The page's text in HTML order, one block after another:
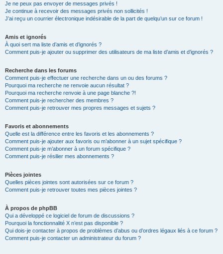
Je ne peux pas envoyer de messages privés !
Je continue à recevoir des messages privés non sollicités !
J’ai reçu un courrier électronique indésirable de la part de quelqu’un sur ce forum !
Amis et ignorés
À quoi sert ma liste d’amis et d’ignorés ?
Comment puis-je ajouter ou supprimer des utilisateurs de ma liste d’amis et d’ignorés ?
Recherche dans les forums
Comment puis-je effectuer une recherche dans un ou des forums ?
Pourquoi ma recherche ne renvoie aucun résultat ?
Pourquoi ma recherche renvoie à une page blanche ?!
Comment puis-je rechercher des membres ?
Comment puis-je retrouver mes propres messages et sujets ?
Favoris et abonnements
Quelle est la différence entre les favoris et les abonnements ?
Comment puis-je ajouter aux favoris ou m’abonner à un sujet spécifique ?
Comment puis-je m’abonner à un forum spécifique ?
Comment puis-je résilier mes abonnements ?
Pièces jointes
Quelles pièces jointes sont autorisées sur ce forum ?
Comment puis-je retrouver toutes mes pièces jointes ?
À propos de phpBB
Qui a développé ce logiciel de forum de discussions ?
Pourquoi la fonctionnalité X n’est pas disponible ?
Qui dois-je contacter à propos de problèmes d’abus ou d’ordres légaux liés à ce forum ?
Comment puis-je contacter un administrateur du forum ?